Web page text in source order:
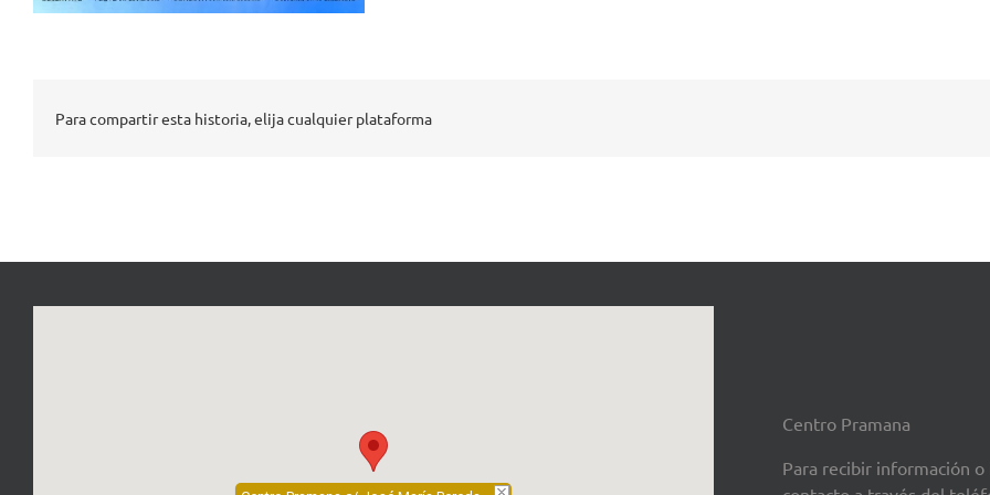
Para compartir esta historia, elija cualquier plataforma
Centro Pramana
Para recibir información